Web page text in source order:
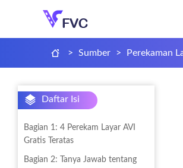
> Sumber > Perekaman
Daftar Isi
Bagian 1: 4 Perekam Layar AVI
Gratis Teratas
Bagian 2: Tanya Jawab tentang